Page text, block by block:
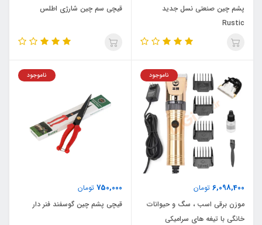
پشم چین صنعتی نسل جدید
Rustic
قیچی سم چین شارژی اطلس
6,098,400 تومان
ناموجود
موزن برقی اسب ، سگ و حیوانات
خانگی با تیغه های سرامیکی
750,000 تومان
ناموجود
قیچی پشم چین گوسفند فنر دار